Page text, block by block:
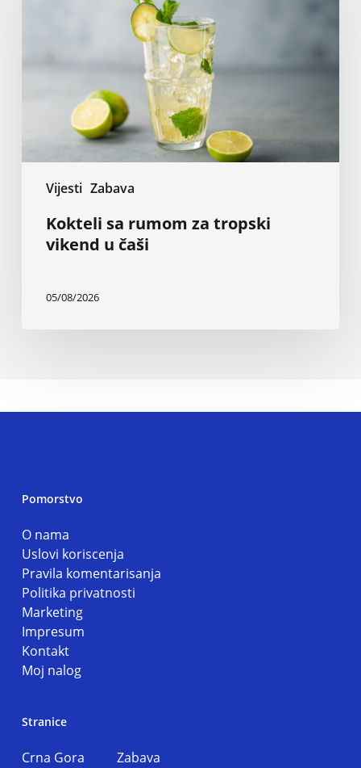
Vijesti Zabava
Kokteli sa rumom za tropski
vikend u čaši
05/08/2026
Pomorstvo
O nama
Uslovi koriscenja
Pravila komentarisanja
Politika privatnosti
Marketing
Impresum
Kontakt
Moj nalog
Stranice
Crna Gora Zabava